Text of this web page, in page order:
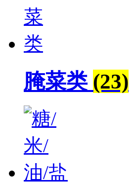
腌菜类 (23)